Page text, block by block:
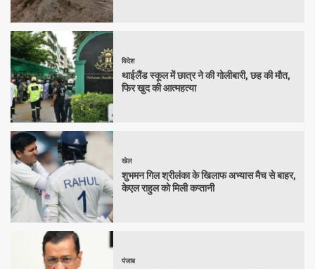
विदेश
थाईलैंड स्कूल में छात्र ने की गोलीबारी, छह की मौत,
फिर खुद की आत्महत्या
खेल
शुभमन गिल श्रीलंका के खिलाफ अभ्यास मैच से बाहर,
केएल राहुल को मिली कप्तानी
पंजाब